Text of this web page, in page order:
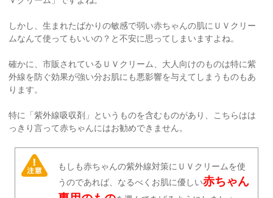
しかし、生まれたばかりの敏感で弱い赤ちゃんの肌にＵＶクリー
ムなんて使ってもいいの？と不安に思ってしまいますよね。
確かに、市販されているＵＶクリーム、大人向けのものは特に紫
外線を防ぐ効果が強い分お肌にも悪影響を与えてしまうものもあ
ります。
特に「紫外線吸収剤」というものを含むものがあり、こちらはは
っきり言って赤ちゃんにはお勧めできません。
もしも赤ちゃんの紫外線対策にＵＶクリームを使
うのであれば、なるべくお肌に優しい赤ちゃん